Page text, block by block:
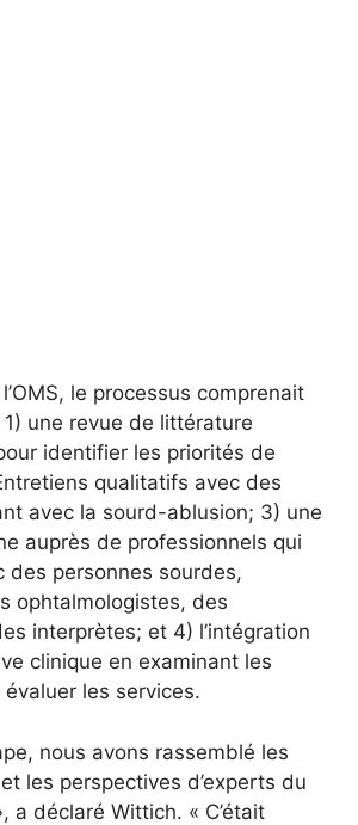
l’OMS, le processus comprenait
une revue de littérature
identifier les priorités de
qualitatifs avec des
avec la sourd-ablusion; 3) une
auprès de professionnels qui
des personnes sourdes,
ophtalmologistes, des
interprètes; et 4) l’intégration
clinique en examinant les
les services.
nous avons rassemblé les
les perspectives d’experts du
a déclaré Wittich. « C’était